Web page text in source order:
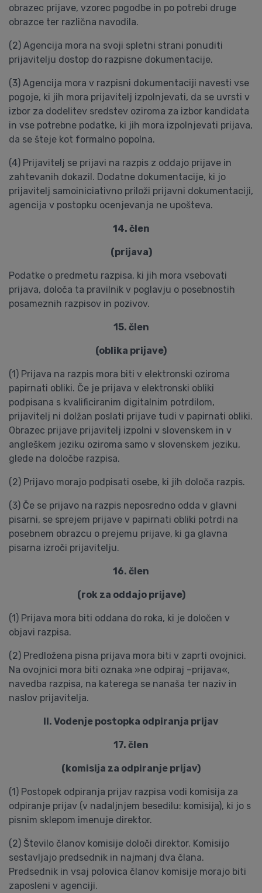
obrazec prijave, vzorec pogodbe in po potrebi druge
obrazce ter različna navodila.
(2) Agencija mora na svoji spletni strani ponuditi
prijavitelju dostop do razpisne dokumentacije.
(3) Agencija mora v razpisni dokumentaciji navesti vse
pogoje, ki jih mora prijavitelj izpolnjevati, da se uvrsti v
izbor za dodelitev sredstev oziroma za izbor kandidata
in vse potrebne podatke, ki jih mora izpolnjevati prijava,
da se šteje kot formalno popolna.
(4) Prijavitelj se prijavi na razpis z oddajo prijave in
zahtevanih dokazil. Dodatne dokumentacije, ki jo
prijavitelj samoiniciativno priloži prijavni dokumentaciji,
agencija v postopku ocenjevanja ne upošteva.
14. člen
(prijava)
Podatke o predmetu razpisa, ki jih mora vsebovati
prijava, določa ta pravilnik v poglavju o posebnostih
posameznih razpisov in pozivov.
15. člen
(oblika prijave)
(1) Prijava na razpis mora biti v elektronski oziroma
papirnati obliki. Če je prijava v elektronski obliki
podpisana s kvalificiranim digitalnim potrdilom,
prijavitelj ni dolžan poslati prijave tudi v papirnati obliki.
Obrazec prijave prijavitelj izpolni v slovenskem in v
angleškem jeziku oziroma samo v slovenskem jeziku,
glede na določbe razpisa.
(2) Prijavo morajo podpisati osebe, ki jih določa razpis.
(3) Če se prijavo na razpis neposredno odda v glavni
pisarni, se sprejem prijave v papirnati obliki potrdi na
posebnem obrazcu o prejemu prijave, ki ga glavna
pisarna izroči prijavitelju.
16. člen
(rok za oddajo prijave)
(1) Prijava mora biti oddana do roka, ki je določen v
objavi razpisa.
(2) Predložena pisna prijava mora biti v zaprti ovojnici.
Na ovojnici mora biti oznaka »ne odpiraj –prijava«,
navedba razpisa, na katerega se nanaša ter naziv in
naslov prijavitelja.
II. Vodenje postopka odpiranja prijav
17. člen
(komisija za odpiranje prijav)
(1) Postopek odpiranja prijav razpisa vodi komisija za
odpiranje prijav (v nadaljnjem besedilu: komisija), ki jo s
pisnim sklepom imenuje direktor.
(2) Število članov komisije določi direktor. Komisijo
sestavljajo predsednik in najmanj dva člana.
Predsednik in vsaj polovica članov komisije morajo biti
zaposleni v agenciji.